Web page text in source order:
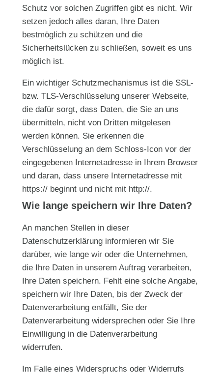
Schutz vor solchen Zugriffen gibt es nicht. Wir
setzen jedoch alles daran, Ihre Daten
bestmöglich zu schützen und die
Sicherheitslücken zu schließen, soweit es uns
möglich ist.
Ein wichtiger Schutzmechanismus ist die SSL-
bzw. TLS-Verschlüsselung unserer Webseite,
die dafür sorgt, dass Daten, die Sie an uns
übermitteln, nicht von Dritten mitgelesen
werden können. Sie erkennen die
Verschlüsselung an dem Schloss-Icon vor der
eingegebenen Internetadresse in Ihrem Browser
und daran, dass unsere Internetadresse mit
https:// beginnt und nicht mit http://.
Wie lange speichern wir Ihre Daten?
An manchen Stellen in dieser
Datenschutzerklärung informieren wir Sie
darüber, wie lange wir oder die Unternehmen,
die Ihre Daten in unserem Auftrag verarbeiten,
Ihre Daten speichern. Fehlt eine solche Angabe,
speichern wir Ihre Daten, bis der Zweck der
Datenverarbeitung entfällt, Sie der
Datenverarbeitung widersprechen oder Sie Ihre
Einwilligung in die Datenverarbeitung
widerrufen.
Im Falle eines Widerspruchs oder Widerrufs